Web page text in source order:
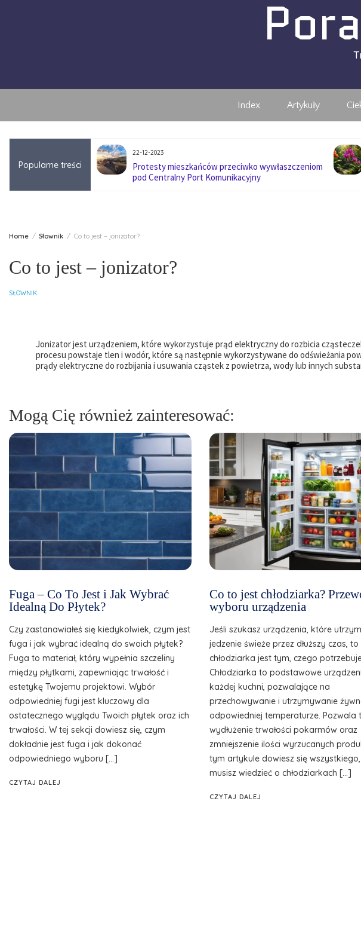
Index Artykuły
Popularne treści
pokoleniową w
22-12-2023
Protesty mieszkańców przeciwko wywłaszczeniom
pod Centralny Port Komunikacyjny
Home Słownik Co to jest – jonizator?
Co to jest – jonizator?
SŁOWNIK
Jonizator jest urządzeniem, które wykorzystuje prąd elektryczny do rozbicia
procesu powstaje tlen i wodór, które są następnie wykorzystywane do odświeżania
prądy elektryczne do rozbijania i usuwania cząstek z powietrza, wody lub innych
Mogą Cię również zainteresować:
Fuga – Co To Jest i Jak Wybrać
Idealną Do Płytek?
Czy zastanawiałeś się kiedykolwiek, czym jest
fuga i jak wybrać idealną do swoich płytek?
Fuga to materiał, który wypełnia szczeliny
między płytkami, zapewniając trwałość i
estetykę Twojemu projektowi. Wybór
odpowiedniej fugi jest kluczowy dla
ostatecznego wyglądu Twoich płytek oraz ich
trwałości. W tej sekcji dowiesz się, czym
dokładnie jest fuga i jak dokonać
odpowiedniego wyboru […]
CZYTAJ DALEJ
Co to jest chłodziarka?
wyboru urządzenia
Jeśli szukasz urządzenia, które
jedzenie świeże przez dłuższy czas, to
chłodziarka jest tym, czego
Chłodziarka to podstawowe
każdej kuchni, pozwalające na
przechowywanie i utrzymywanie
odpowiedniej temperaturze. Pozwala
wydłużenie trwałości pokarmów oraz
zmniejszenie ilości wyrzucanych
tym artykule dowiesz się
musisz wiedzieć o chłodziarkach […]
CZYTAJ DALEJ